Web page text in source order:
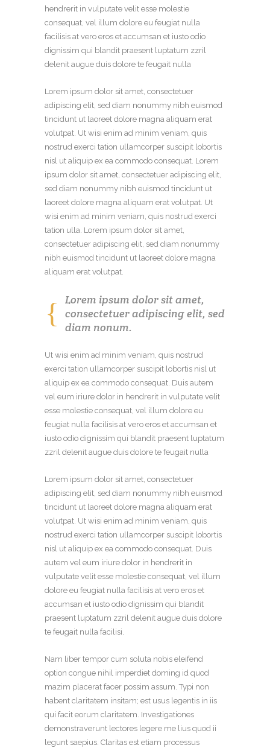
hendrerit in vulputate velit esse molestie
consequat, vel illum dolore eu feugiat nulla
facilisis at vero eros et accumsan et iusto odio
dignissim qui blandit praesent luptatum zzril
delenit augue duis dolore te feugait nulla
Lorem ipsum dolor sit amet, consectetuer
adipiscing elit, sed diam nonummy nibh euismod
tincidunt ut laoreet dolore magna aliquam erat
volutpat. Ut wisi enim ad minim veniam, quis
nostrud exerci tation ullamcorper suscipit lobortis
nisl ut aliquip ex ea commodo consequat. Lorem
ipsum dolor sit amet, consectetuer adipiscing elit,
sed diam nonummy nibh euismod tincidunt ut
laoreet dolore magna aliquam erat volutpat. Ut
wisi enim ad minim veniam, quis nostrud exerci
tation ulla. Lorem ipsum dolor sit amet,
consectetuer adipiscing elit, sed diam nonummy
nibh euismod tincidunt ut laoreet dolore magna
aliquam erat volutpat.
Lorem ipsum dolor sit amet,
consectetuer adipiscing elit, sed
diam nonum.
Ut wisi enim ad minim veniam, quis nostrud
exerci tation ullamcorper suscipit lobortis nisl ut
aliquip ex ea commodo consequat. Duis autem
vel eum iriure dolor in hendrerit in vulputate velit
esse molestie consequat, vel illum dolore eu
feugiat nulla facilisis at vero eros et accumsan et
iusto odio dignissim qui blandit praesent luptatum
zzril delenit augue duis dolore te feugait nulla
Lorem ipsum dolor sit amet, consectetuer
adipiscing elit, sed diam nonummy nibh euismod
tincidunt ut laoreet dolore magna aliquam erat
volutpat. Ut wisi enim ad minim veniam, quis
nostrud exerci tation ullamcorper suscipit lobortis
nisl ut aliquip ex ea commodo consequat. Duis
autem vel eum iriure dolor in hendrerit in
vulputate velit esse molestie consequat, vel illum
dolore eu feugiat nulla facilisis at vero eros et
accumsan et iusto odio dignissim qui blandit
praesent luptatum zzril delenit augue duis dolore
te feugait nulla facilisi.
Nam liber tempor cum soluta nobis eleifend
option congue nihil imperdiet doming id quod
mazim placerat facer possim assum. Typi non
habent claritatem insitam; est usus legentis in iis
qui facit eorum claritatem. Investigationes
demonstraverunt lectores legere me lius quod ii
legunt saepius. Claritas est etiam processus